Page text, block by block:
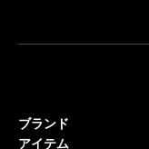
ブランド
アイテム